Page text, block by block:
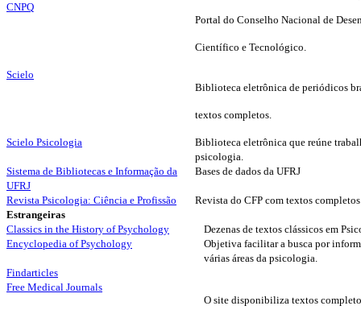
CNPQ
Portal do Conselho Nacional de
Científico e Tecnológico.
Scielo
Biblioteca eletrônica de periódicos
textos completos.
Scielo Psicologia
Biblioteca eletrônica que reúne
psicologia.
Sistema de Bibliotecas e Informação da
UFRJ
Bases de dados da UFRJ
Revista Psicologia: Ciência e Profissão
Revista do CFP com textos completos
Estrangeiras
Classics in the History of Psychology
Dezenas de textos clássicos em
Encyclopedia of Psychology
Objetiva facilitar a busca por
várias áreas da psicologia.
Findarticles
Free Medical Journals
O site disponibiliza textos